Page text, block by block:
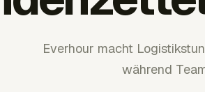
Everhour macht
während